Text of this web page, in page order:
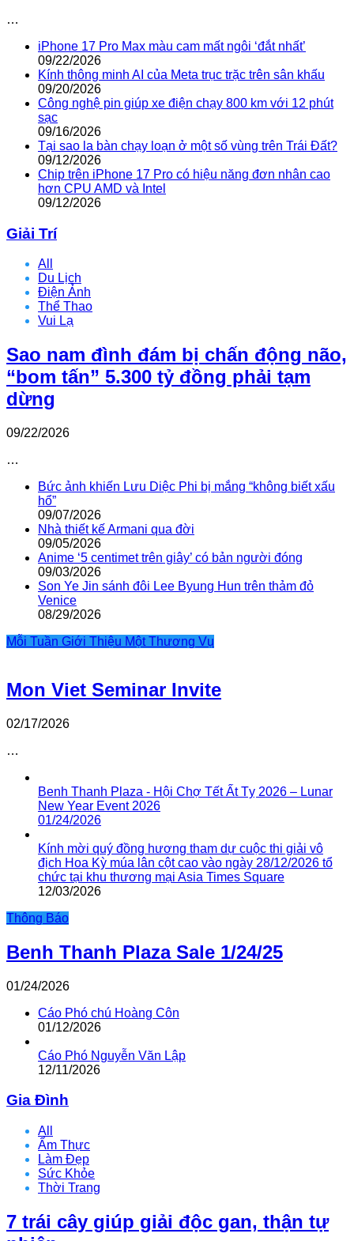
…
iPhone 17 Pro Max màu cam mất ngôi ‘đắt nhất’
09/22/2026
Kính thông minh AI của Meta trục trặc trên sân khấu
09/20/2026
Công nghệ pin giúp xe điện chạy 800 km với 12 phút
sạc
09/16/2026
Tại sao la bàn chạy loạn ở một số vùng trên Trái Đất?
09/12/2026
Chip trên iPhone 17 Pro có hiệu năng đơn nhân cao
hơn CPU AMD và Intel
09/12/2026
Giải Trí
All
Du Lịch
Điện Ảnh
Thể Thao
Vui Lạ
Sao nam đình đám bị chấn động não,
“bom tấn” 5.300 tỷ đồng phải tạm
dừng
09/22/2026
…
Bức ảnh khiến Lưu Diệc Phi bị mắng “không biết xấu
hổ”
09/07/2026
Nhà thiết kế Armani qua đời
09/05/2026
Anime ‘5 centimet trên giây’ có bản người đóng
09/03/2026
Son Ye Jin sánh đôi Lee Byung Hun trên thảm đỏ
Venice
08/29/2026
Mỗi Tuần Giới Thiệu Một Thương Vụ
Mon Viet Seminar Invite
02/17/2026
…
Benh Thanh Plaza - Hội Chợ Tết Ất Tỵ 2026 – Lunar
New Year Event 2026
01/24/2026
Kính mời quý đồng hương tham dự cuộc thi giải vô
địch Hoa Kỳ múa lân cột cao vào ngày 28/12/2026 tổ
chức tại khu thương mại Asia Times Square
12/03/2026
Thông Báo
Benh Thanh Plaza Sale 1/24/25
01/24/2026
Cáo Phó chú Hoàng Côn
01/12/2026
Cáo Phó Nguyễn Văn Lập
12/11/2026
Gia Đình
All
Ẩm Thực
Làm Đẹp
Sức Khỏe
Thời Trang
7 trái cây giúp giải độc gan, thận tự